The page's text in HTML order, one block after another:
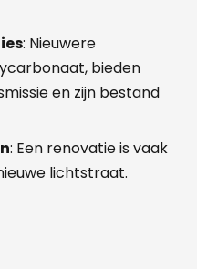
: Nieuwere
bieden
en zijn bestand
: Een renovatie is vaak
lichtstraat.